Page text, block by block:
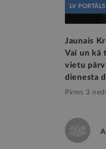
LV
Jaunais
Vai un kā
vietu
dienesta
Pirms 3